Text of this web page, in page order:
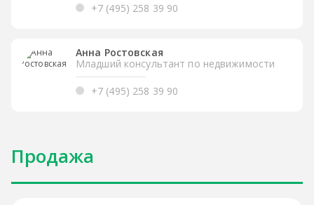
+7 (495) 258 39 90
Анна Ростовская
Младший консультант по недвижимости
+7 (495) 258 39 90
Продажа